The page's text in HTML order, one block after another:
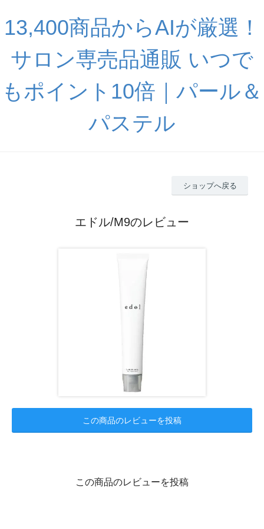
13,400商品からAIが厳選！
サロン専売品通販 いつで
もポイント10倍｜パール＆
パステル
ショップへ戻る
エドル/M9のレビュー
この商品のレビューを投稿
この商品のレビューを投稿